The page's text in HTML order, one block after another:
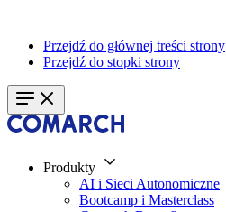
Przejdź do głównej treści strony
Przejdź do stopki strony
Produkty
AI i Sieci Autonomiczne
Bootcamp i Masterclass